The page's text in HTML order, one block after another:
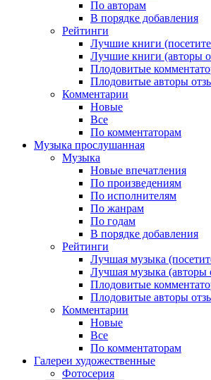
По авторам
В порядке добавления
Рейтинги
Лучшие книги
Лучшие книги (авторы
Плодовитые
Плодовитые авторы
Комментарии
Новые
Все
По комментаторам
Музыка прослушанная
Музыка
Новые впечатления
По произведениям
По исполнителям
По жанрам
По годам
В порядке добавления
Рейтинги
Лучшая музыка
Лучшая музыка (авторы
Плодовитые
Плодовитые авторы
Комментарии
Новые
Все
По комментаторам
Галереи художественные
Фотосерия